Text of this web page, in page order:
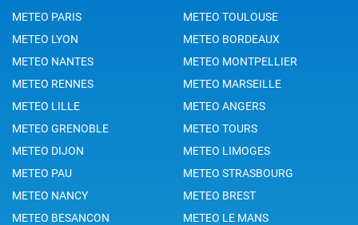
METEO PARIS
METEO TOULOUSE
METEO LYON
METEO BORDEAUX
METEO NANTES
METEO MONTPELLIER
METEO RENNES
METEO MARSEILLE
METEO LILLE
METEO ANGERS
METEO GRENOBLE
METEO TOURS
METEO DIJON
METEO LIMOGES
METEO PAU
METEO STRASBOURG
METEO NANCY
METEO BREST
METEO BESANCON
METEO LE MANS